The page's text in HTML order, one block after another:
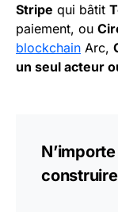
Stripe qui bâtit
paiement, ou
blockchain Arc,
un seul acteur